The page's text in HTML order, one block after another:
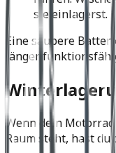
sie einlagerst.
Eine saubere
länger
Wenn dein
Raum steht, hast du